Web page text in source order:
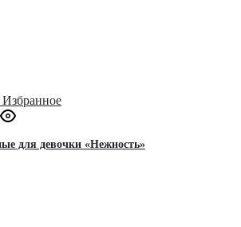
для девочки «Нежность»